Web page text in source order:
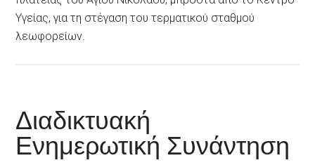
Υγείας, για τη στέγαση του τερματικού σταθμού
λεωφορείων.
Διαδικτυακή
Ενημερωτική Συνάντηση